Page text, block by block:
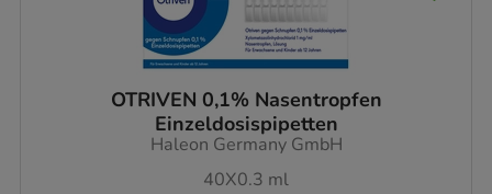
OTRIVEN 0,1% Nasentropfen
Einzeldosispipetten
Haleon Germany GmbH
40X0.3 ml